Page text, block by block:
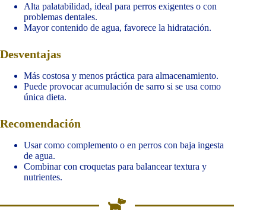
Alta palatabilidad, ideal para perros exigentes o con
problemas dentales.
Mayor contenido de agua, favorece la hidratación.
Desventajas
Más costosa y menos práctica para almacenamiento.
Puede provocar acumulación de sarro si se usa como
única dieta.
Recomendación
Usar como complemento o en perros con baja ingesta
de agua.
Combinar con croquetas para balancear textura y
nutrientes.